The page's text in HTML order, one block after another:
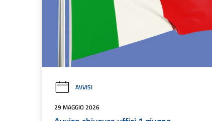
AVVISI
29 MAGGIO 2026